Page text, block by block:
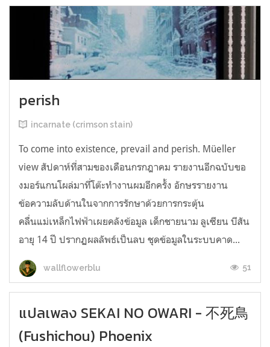
perish
incarnate (crimson stain)
To come into existence, prevail and perish. Müeller
view สัปดาห์ที่สามของเดือนกรกฎาคม รายงานอีกฉบับขอ
งมอร์แกนโผล่มาที่โต๊ะทำงานผมอีกครั้ง อักษรรายงาน
ข้อความลับด้านในจากการรักษาด้วยการกระตุ้น
คลื่นแม่เหล็กไฟฟ้าเผยคลังข้อมูล เด็กชายนาม ลูเซียน บีสัน
อายุ 14 ปี ปรากฏผลลัพธ์เป็นลบ ชุดข้อมูลในระบบคาด...
wallflowerblu 51
แปลเพลง SEKAI NO OWARI - 不死鳥
(Fushichou) Phoenix